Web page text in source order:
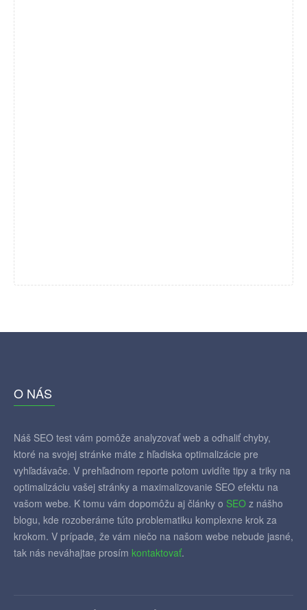
O NÁS
Náš SEO test vám pomôže analyzovať web a odhaliť chyby,
ktoré na svojej stránke máte z hľadiska optimalizácie pre
vyhľadávače. V prehľadnom reporte potom uvidíte tipy a triky na
optimalizáciu vašej stránky a maximalizovanie SEO efektu na
vašom webe. K tomu vám dopomôžu aj články o SEO z nášho
blogu, kde rozoberáme túto problematiku komplexne krok za
krokom. V prípade, že vám niečo na našom webe nebude jasné,
tak nás neváhajtae prosím kontaktovať.